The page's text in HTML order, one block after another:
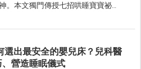
。本文獨門傳授七招哄睡寶寶祕
選出最安全的嬰兒床？兒科醫
營造睡眠儀式